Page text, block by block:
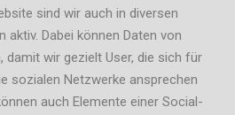
sind wir auch in diversen
Dabei können Daten von
damit wir gezielt User, die sich für
sozialen Netzwerke ansprechen
auch Elemente einer Social-